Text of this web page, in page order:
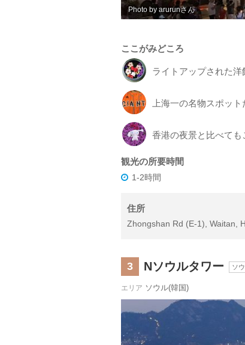
Photo by 鹿丸(しかまる）
ここがみどころ
ライトアップされた洋
上海一の名物スポッ
香港の夜景と比べても
観光の所要時間
1-2時間
住所
Zhongshan Rd (E-1), Waitan,
3 Nソウルタワー ソ
エリア ソウル(韓国)